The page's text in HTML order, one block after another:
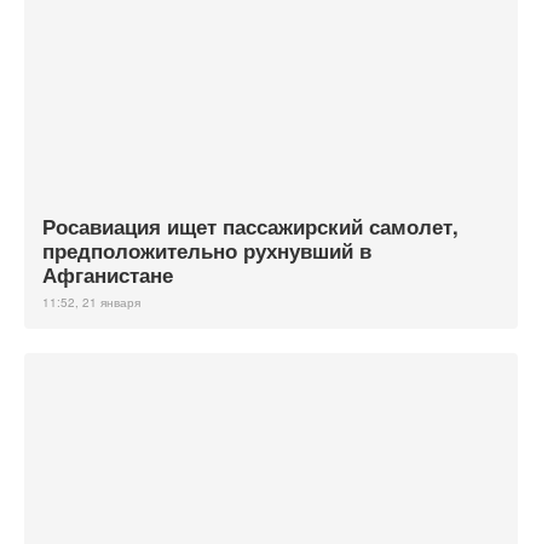
Росавиация ищет пассажирский самолет,
предположительно рухнувший в
Афганистане
11:52, 21 января